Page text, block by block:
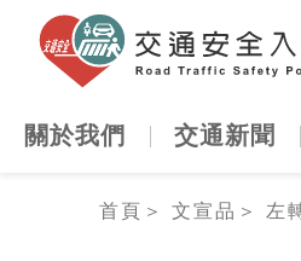
關於我們 交通新聞
首頁 ＞ 文宣品 ＞ 左